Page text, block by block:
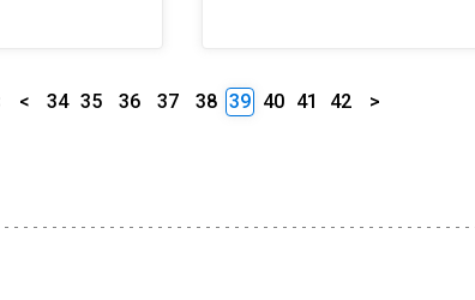
< 34 35 36 37 38 39 40 41 42 >